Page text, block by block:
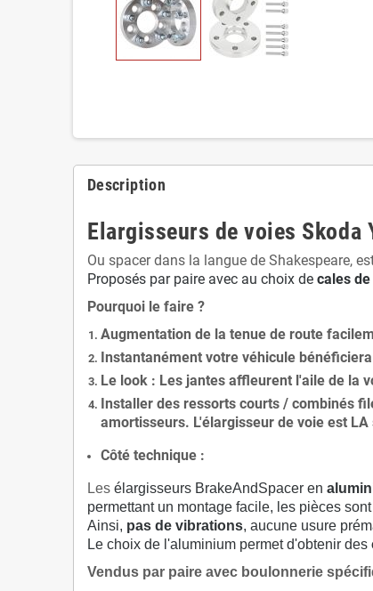
Description
Elargisseurs de voies Skoda
Ou spacer dans la langue de Shakespeare,
Proposés par paire avec au choix de cales de
Pourquoi le faire ?
Augmentation de la tenue de route
Instantanément votre véhicule
Le look : Les jantes affleurent l'aile de la
Installer des ressorts courts / combinés
amortisseurs. L'élargisseur de voie est LA
Côté technique :
Les élargisseurs BrakeAndSpacer en
permettant un montage facile, les pièces
Ainsi, pas de vibrations, aucune usure
Le choix de l'aluminium permet d'obtenir des
Vendus par paire avec boulonnerie